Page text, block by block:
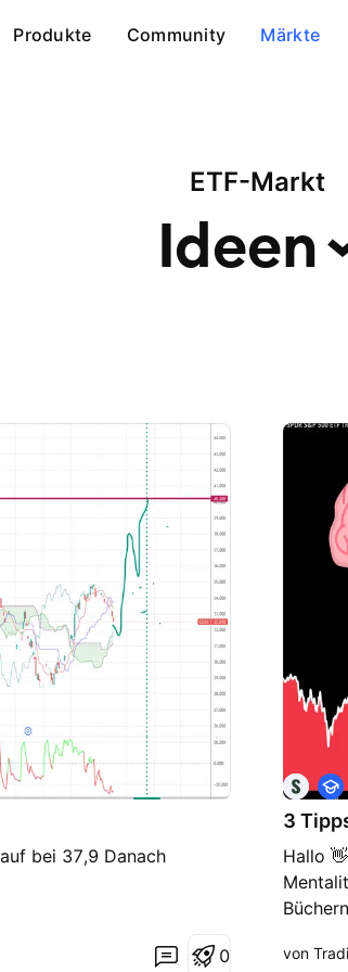
Produkte Community Märkte
ETF-Markt
Ideen
bei 37,9 Danach
0
3
Hallo
A
u
s
b
i
l
d
u
g
von